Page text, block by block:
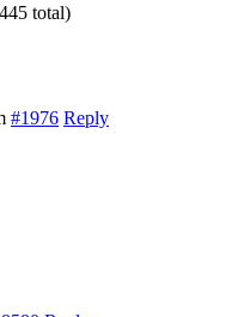
total)
#1976 Reply